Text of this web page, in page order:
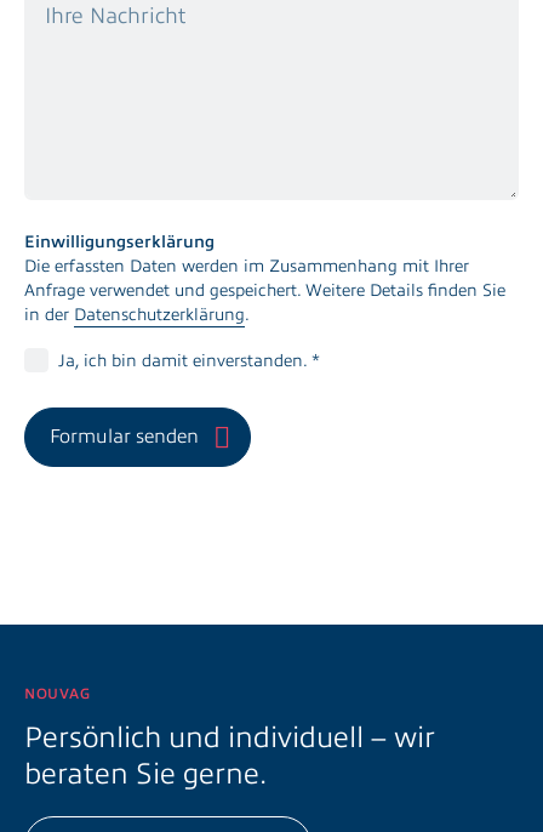
Einwilligungserklärung
Die erfassten Daten werden im Zusammenhang mit Ihrer
Anfrage verwendet und gespeichert. Weitere Details finden Sie
in der Datenschutzerklärung.
Ja, ich bin damit einverstanden. *
Formular senden
NOUVAG
Persönlich und individuell – wir
beraten Sie gerne.